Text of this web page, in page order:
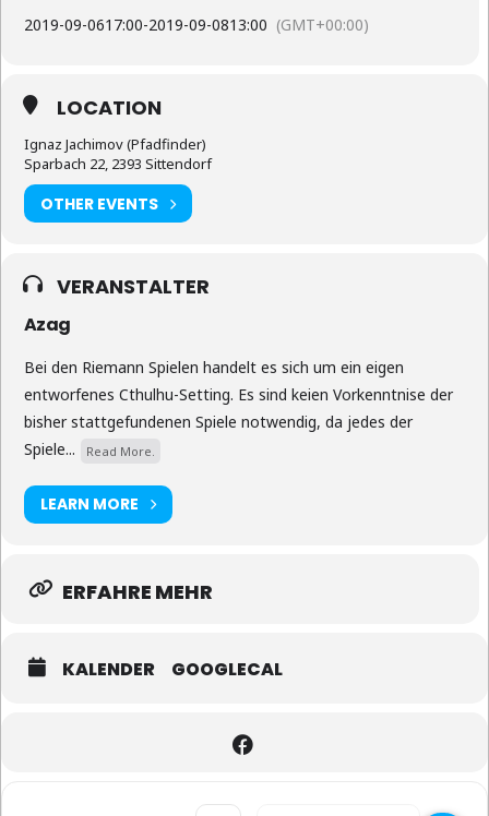
2019-09-0617:00-2019-09-0813:00 (GMT+00:00)
LOCATION
Ignaz Jachimov (Pfadfinder)
Sparbach 22, 2393 Sittendorf
OTHER EVENTS
VERANSTALTER
Azag
Bei den Riemann Spielen handelt es sich um ein eigen
entworfenes Cthulhu-Setting. Es sind keien Vorkenntnise der
bisher stattgefundenen Spiele notwendig, da jedes der
Spiele...
Read More.
LEARN MORE
ERFAHRE MEHR
KALENDER GOOGLECAL